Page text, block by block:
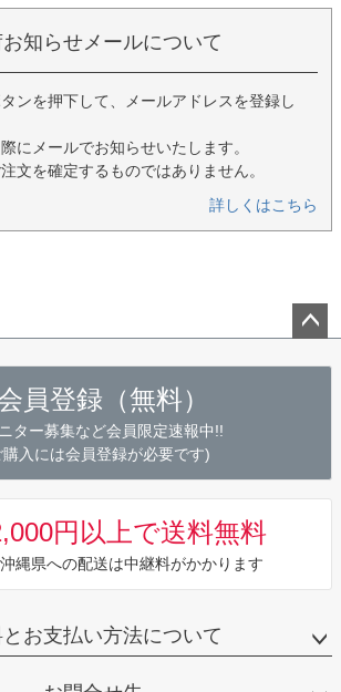
お知らせメールについて
ンを押下して、メールアドレスを登録し
にメールでお知らせいたします。
文を確定するものではありません。
詳しくはこちら
員登録（無料）
ター募集など会員限定速報中!!
購入には会員登録が必要です)
円以上で送料無料
縄県への配送は中継料がかかります
お支払い方法について